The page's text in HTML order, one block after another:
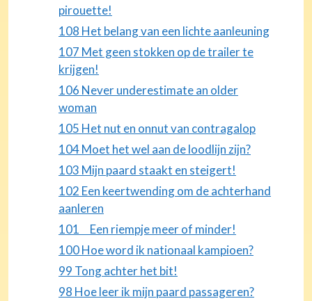
pirouette!
108 Het belang van een lichte aanleuning
107 Met geen stokken op de trailer te
krijgen!
106 Never underestimate an older
woman
105 Het nut en onnut van contragalop
104 Moet het wel aan de loodlijn zijn?
103 Mijn paard staakt en steigert!
102 Een keertwending om de achterhand
aanleren
101 Een riempje meer of minder!
100 Hoe word ik nationaal kampioen?
99 Tong achter het bit!
98 Hoe leer ik mijn paard passageren?